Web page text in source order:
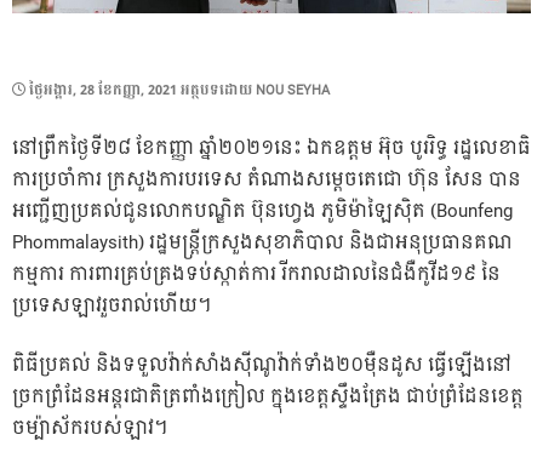
POSTED
ថ្ងៃ​អង្គារ, 28 ខែ​កញ្ញា, 2021 អត្ថបទដោយ NOU SEYHA
នៅព្រឹកថ្ងៃទី២៨ ខែកញ្ញា ឆ្នាំ២០២១នេះ ឯកឧត្តម អ៊ុច បូររិទ្ធ រដ្ឋលេខាធិ
ការប្រចាំការ ក្រសួងការបរទេស តំណាងសម្តេចតេជោ ហ៊ុន សែន បាន
អញ្ជើញប្រគល់ជូនលោកបណ្ឌិត ប៊ុនហ្វេង ភូមិម៉ាឡៃស៊ិត (Bounfeng
Phommalaysith) រដ្ឋមន្ត្រីក្រសួងសុខាភិបាល និងជាអនុប្រធានគណ
កម្មការ ការពារគ្រប់គ្រងទប់ស្កាត់ការ រីករាលដាលនៃជំងឺកូវីដ១៩ នៃ
ប្រទេសឡាវរួចរាល់ហើយ។
ពិធីប្រគល់ និងទទួលវ៉ាក់សាំងស៉ីណូវ៉ាក់ទាំង២០ម៉ឺនដូស ធ្វើឡើងនៅ
ច្រកព្រំដែនអន្តរជាតិត្រពាំងក្រៀល ក្នុងខេត្តស្ទឹងត្រែង ជាប់ព្រំដែនខេត្ត
ចម្ប៉ាស័ករបស់ឡាវ។